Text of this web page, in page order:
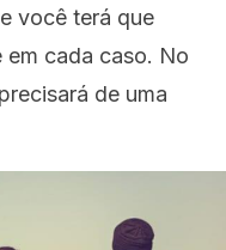
você terá que
em cada caso. No
de uma